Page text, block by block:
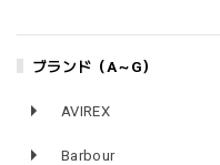
ブランド（A～G）
AVIREX
Barbour